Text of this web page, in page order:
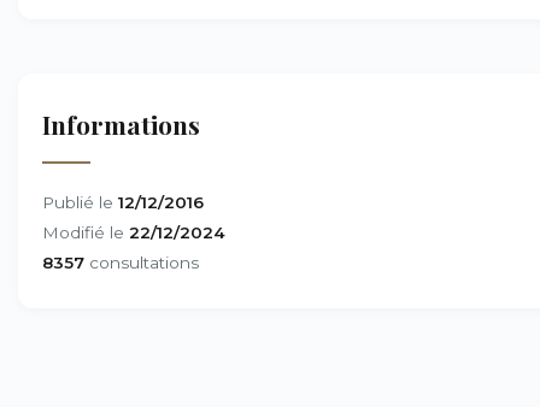
Informations
Publié le 12/12/2016
Modifié le 22/12/2024
8357 consultations